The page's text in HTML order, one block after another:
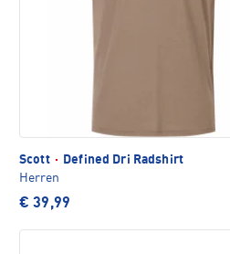
Scott ·
Defined Dri Radshirt
Herren
€ 39,99